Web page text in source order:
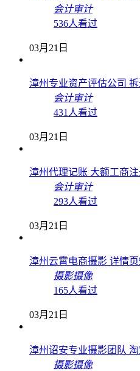
会计审计
536人看过
03月21日
漳州专业资产评估公司
会计审计
431人看过
03月21日
漳州代理记账 大额工商
会计审计
293人看过
03月21日
漳州云霄电商摄影 详情
摄影摄像
165人看过
03月21日
漳州诏安专业摄影团队
摄影摄像